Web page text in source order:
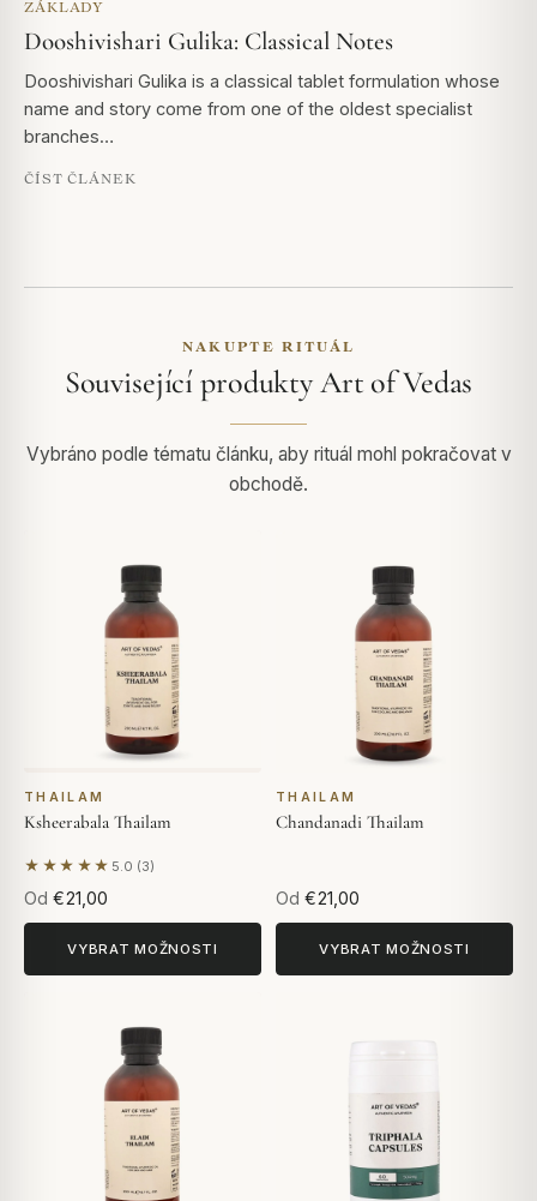
ZÁKLADY
Dooshivishari Gulika: Classical Notes
Dooshivishari Gulika is a classical tablet formulation whose
name and story come from one of the oldest specialist
branches…
ČÍST ČLÁNEK
NAKUPTE RITUÁL
Související produkty Art of Vedas
Vybráno podle tématu článku, aby rituál mohl pokračovat v
obchodě.
THAILAM
Ksheerabala Thailam
★★★★★ 5.0 (3)
Na základě 3 hodnocení
Od €21,00
VYBRAT MOŽNOSTI
THAILAM
Chandanadi Thailam
Od €21,00
VYBRAT MOŽNOSTI